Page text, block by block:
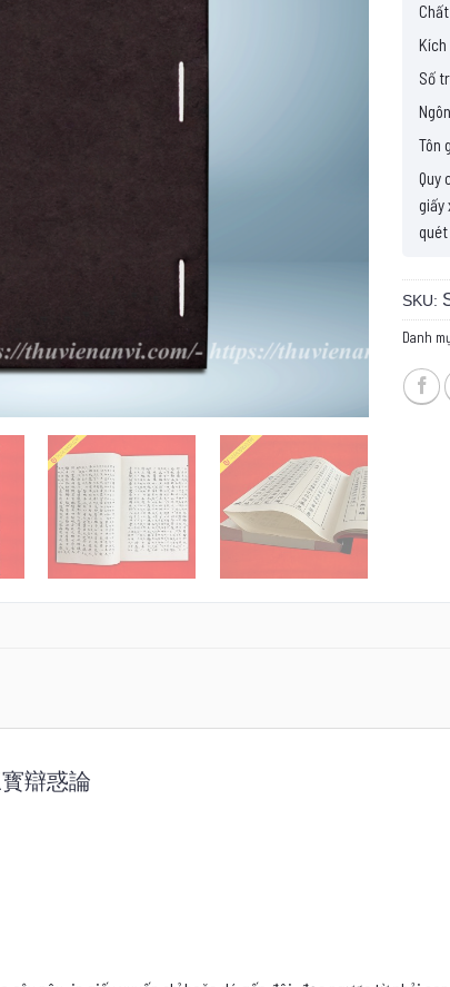
Kích
Số
Tôn
Quy
giấy
SKU:
Danh
辯惑論